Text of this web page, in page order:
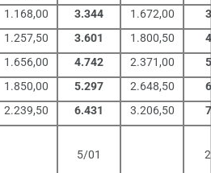
1.168,00 3.344 1.672,00
1.257,50 3.601 1.800,50
1.656,00 4.742 2.371,00
1.850,00 5.297 2.648,50
2.239,50 6.431 3.206,50
5/01